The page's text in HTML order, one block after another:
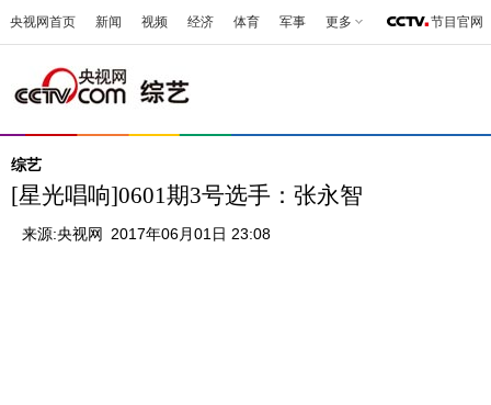
央视网首页 新闻 视频 经济 体育 军事 更多 节目官网
综艺
[星光唱响]0601期3号选手：张永智
来源:央视网 2017年06月01日 23:08